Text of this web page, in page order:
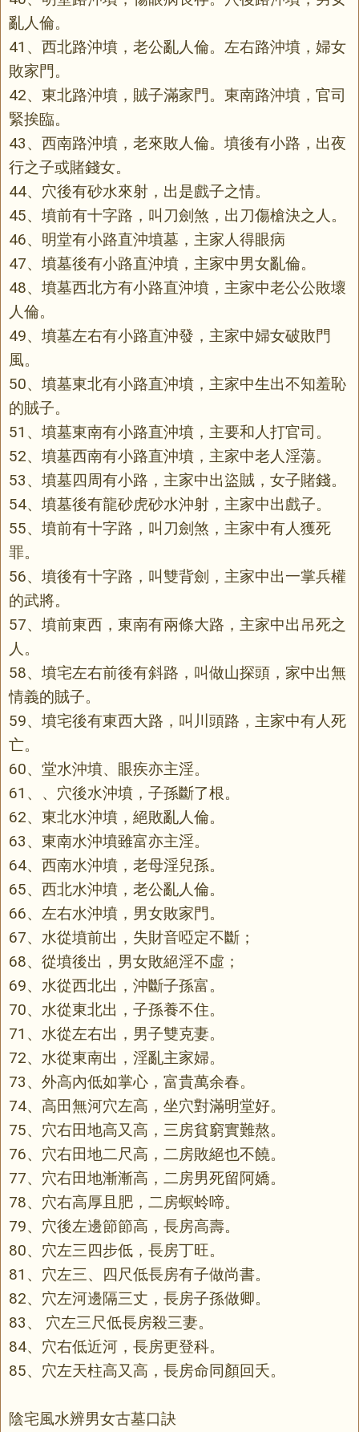
亂人倫。
41、西北路沖墳，老公亂人倫。左右路沖墳，婦女
敗家門。
42、東北路沖墳，賊子滿家門。東南路沖墳，官司
緊挨臨。
43、西南路沖墳，老來敗人倫。墳後有小路，出夜
行之子或賭錢女。
44、穴後有砂水來射，出是戲子之情。
45、墳前有十字路，叫刀劍煞，出刀傷槍決之人。
46、明堂有小路直沖墳墓，主家人得眼病
47、墳墓後有小路直沖墳，主家中男女亂倫。
48、墳墓西北方有小路直沖墳，主家中老公公敗壞
人倫。
49、墳墓左右有小路直沖發，主家中婦女破敗門
風。
50、墳墓東北有小路直沖墳，主家中生出不知羞恥
的賊子。
51、墳墓東南有小路直沖墳，主要和人打官司。
52、墳墓西南有小路直沖墳，主家中老人淫蕩。
53、墳墓四周有小路，主家中出盜賊，女子賭錢。
54、墳墓後有龍砂虎砂水沖射，主家中出戲子。
55、墳前有十字路，叫刀劍煞，主家中有人獲死
罪。
56、墳後有十字路，叫雙背劍，主家中出一掌兵權
的武將。
57、墳前東西，東南有兩條大路，主家中出吊死之
人。
58、墳宅左右前後有斜路，叫做山探頭，家中出無
情義的賊子。
59、墳宅後有東西大路，叫川頭路，主家中有人死
亡。
60、堂水沖墳、眼疾亦主淫。
61、、穴後水沖墳，子孫斷了根。
62、東北水沖墳，絕敗亂人倫。
63、東南水沖墳雖富亦主淫。
64、西南水沖墳，老母淫兒孫。
65、西北水沖墳，老公亂人倫。
66、左右水沖墳，男女敗家門。
67、水從墳前出，失財音啞定不斷；
68、從墳後出，男女敗絕淫不虛；
69、水從西北出，沖斷子孫富。
70、水從東北出，子孫養不住。
71、水從左右出，男子雙克妻。
72、水從東南出，淫亂主家婦。
73、外高內低如掌心，富貴萬余春。
74、高田無河穴左高，坐穴對滿明堂好。
75、穴右田地高又高，三房貧窮實難熬。
76、穴右田地二尺高，二房敗絕也不饒。
77、穴右田地漸漸高，二房男死留阿嬌。
78、穴右高厚且肥，二房螟蛉啼。
79、穴後左邊節節高，長房高壽。
80、穴左三四步低，長房丁旺。
81、穴左三、四尺低長房有子做尚書。
82、穴左河邊隔三丈，長房子孫做卿。
83、 穴左三尺低長房殺三妻。
84、穴右低近河，長房更登科。
85、穴左天柱高又高，長房命同顏回夭。
陰宅風水辨男女古墓口訣